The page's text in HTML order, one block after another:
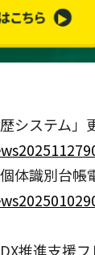
システム」
体識別台帳
推進支援フ